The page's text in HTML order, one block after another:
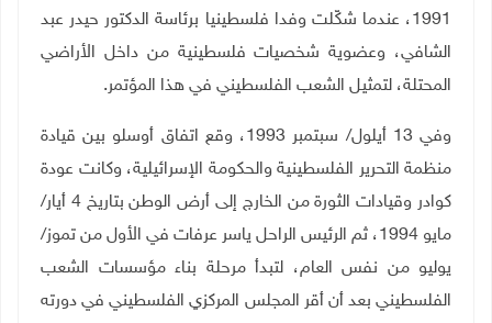
1991، عندما شكّلت وفدا فلسطينيا برئاسة الدكتور حيدر عبد
الشافي، وعضوية شخصيات فلسطينية من داخل الأراضي
المحتلة، لتمثيل الشعب الفلسطيني في هذا المؤتمر.
وفي 13 أيلول/ سبتمبر 1993، وقع اتفاق أوسلو بين قيادة
منظمة التحرير الفلسطينية والحكومة الإسرائيلية، وكانت عودة
كوادر وقيادات الثورة من الخارج إلى أرض الوطن بتاريخ 4 أيار/
مايو 1994، ثم الرئيس الراحل ياسر عرفات في الأول من تموز/
يوليو من نفس العام، لتبدأ مرحلة بناء مؤسسات الشعب
الفلسطيني بعد أن أقر المجلس المركزي الفلسطيني في دورته